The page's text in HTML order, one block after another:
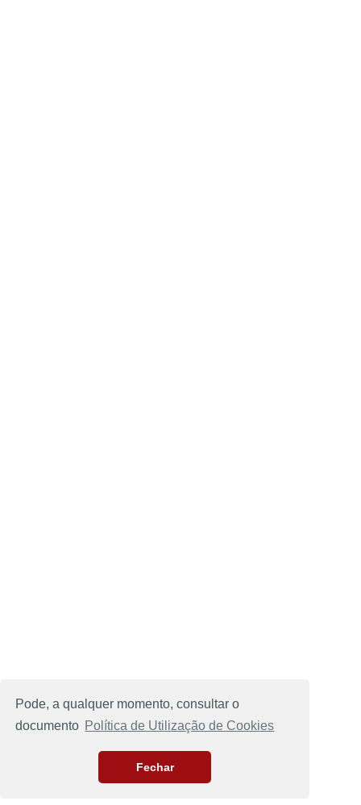
Pode, a qualquer momento, consultar o
documento Política de Utilização de Cookies
Fechar